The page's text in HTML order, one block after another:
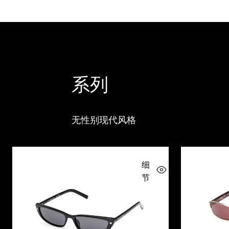
系列
无性别现代风格
细
节